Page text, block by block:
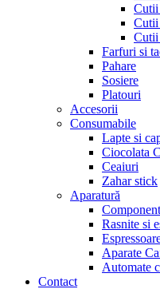
Cutii
Farfuri si
Pahare
Sosiere
Platouri
Accesorii
Consumabile
Lapte si
Ciocolata
Ceaiuri
Zahar stick
Aparatură
Rasnite si
Aparate
Automate
Contact